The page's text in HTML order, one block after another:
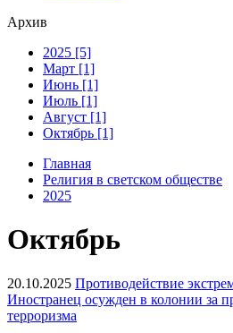
Архив
2025 [5]
Март [1]
Июнь [1]
Июль [1]
Август [1]
Октябрь [1]
Главная
Религия в светском обществе
2025
Октябрь
20.10.2025 Противодействие
Иностранец осужден в колонии за
терроризма